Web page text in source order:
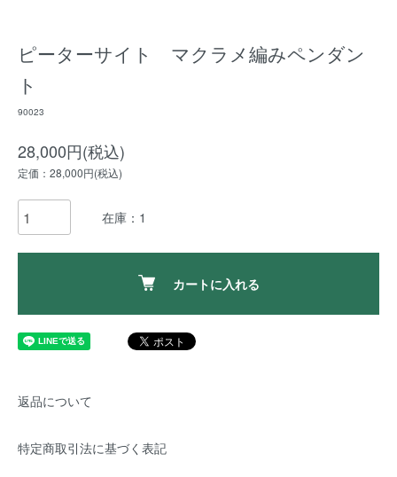
ピーターサイト マクラメ編みペンダン
ト
90023
28,000円(税込)
定価：28,000円(税込)
在庫：1
カートに入れる
返品について
特定商取引法に基づく表記